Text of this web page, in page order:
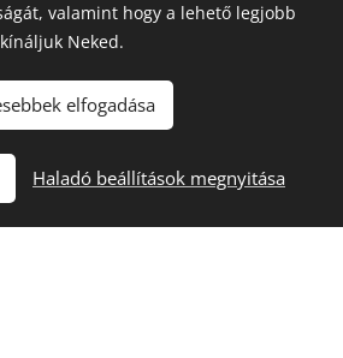
⬆️ Tetejére
valamint hogy a lehető legjobb
Neked.
elfogadása
Haladó beállítások megnyitása